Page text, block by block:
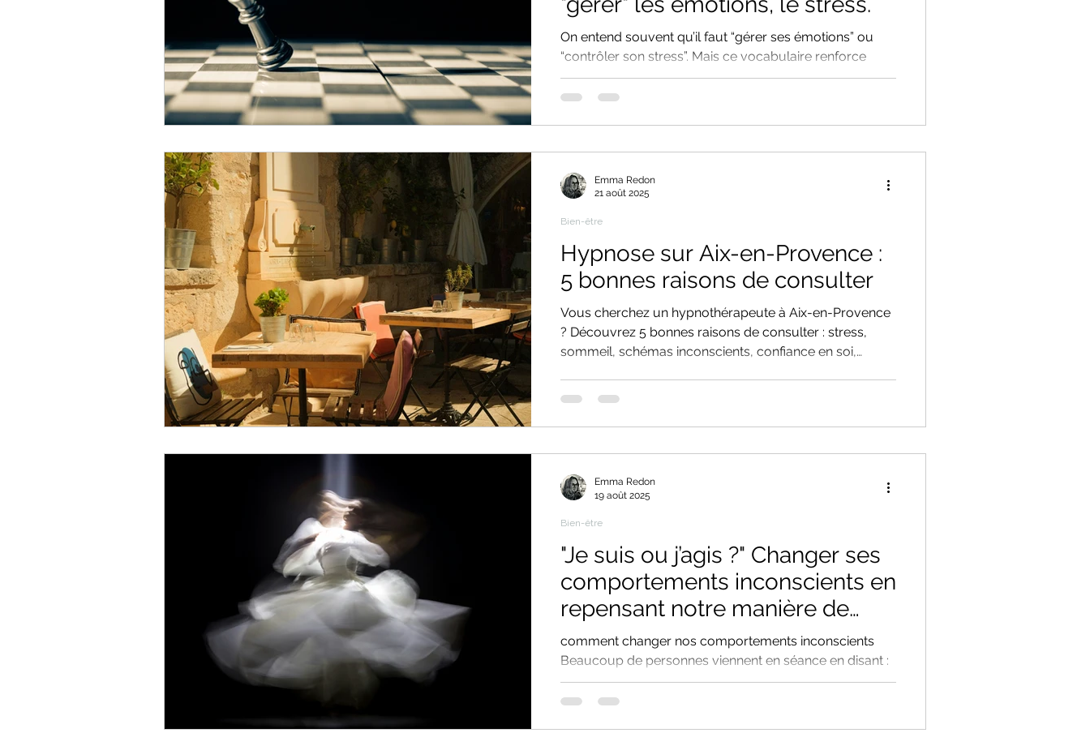
On entend souvent qu’il faut “gérer ses émotions” ou
“contrôler son stress”. Mais ce vocabulaire renforce
parfois l’inconfort et la pression intérieure. Dans cet
article, découvrez pourquoi ces mots peuvent
l’hypnose – permet de transformer en profondeur la
relation à soi, aux émotions et aux sensations
corporelles.
Hypnose sur Aix-en-Provence :
5 bonnes raisons de consulter
Vous cherchez un hypnothérapeute à Aix-en-Provence
? Découvrez 5 bonnes raisons de consulter : stress,
sommeil, schémas inconscients, confiance en soi,
distance en visio-consultation.
Bien-être
Emma Redon
21 août 2025
"Je suis ou j’agis ?" Changer ses
comportements inconscients en
repensant notre manière de
nous définir.
comment changer nos comportements inconscients
Beaucoup de personnes viennent en séance en disant :
« Je suis anxieux », « Je suis hypersensible », « Je suis
boulimique », « J'ai une blessure d'abandon », Ces
Bien-être
Emma Redon
19 août 2025